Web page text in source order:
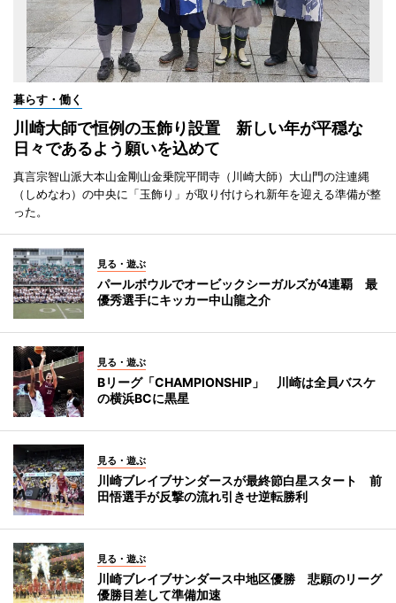
暮らす・働く
川崎大師で恒例の玉飾り設置 新しい年が平穏な
日々であるよう願いを込めて
真言宗智山派大本山金剛山金乗院平間寺（川崎大師）大山門の注連縄
（しめなわ）の中央に「玉飾り」が取り付けられ新年を迎える準備が整
った。
見る・遊ぶ
パールボウルでオービックシーガルズが4連覇 最
優秀選手にキッカー中山龍之介
見る・遊ぶ
Bリーグ「CHAMPIONSHIP」 川崎は全員バスケ
の横浜BCに黒星
見る・遊ぶ
川崎ブレイブサンダースが最終節白星スタート 前
田悟選手が反撃の流れ引きせ逆転勝利
見る・遊ぶ
川崎ブレイブサンダース中地区優勝 悲願のリーグ
優勝目差して準備加速